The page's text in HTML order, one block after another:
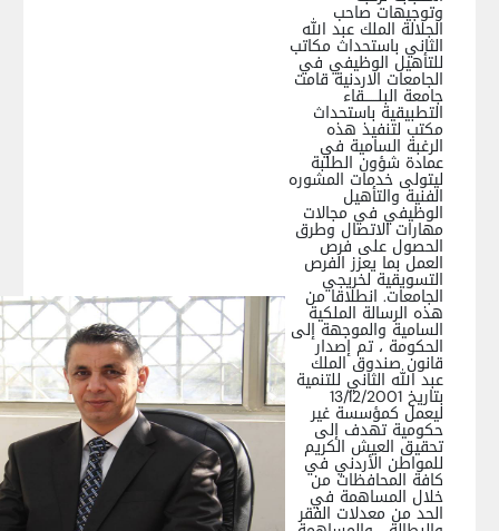
وتوجيهات صاحب
الجلالة الملك عبد الله
الثاني باستحداث مكاتب
للتأهيل الوظيفي في
الجامعات الاردنية قامت
جامعة البلــــــقاء
التطبيقية باستحداث
مكتب لتنفيذ هذه
الرغبة السامية في
عمادة شؤون الطلبة
ليتولى خدمات المشوره
الفنية والتأهيل
الوظيفي في مجالات
مهارات الاتصال وطرق
الحصول على فرص
العمل بما يعزز الفرص
التسويقية لخريجي
الجامعات. انطلاقا من
هذه الرسالة الملكية
السامية والموجهة إلى
الحكومة ، تم إصدار
قانون صندوق الملك
عبد الله الثاني للتنمية
بتاريخ 13/12/2001
ليعمل كمؤسسة غير
حكومية تهدف إلى
تحقيق العيش الكريم
للمواطن الأردني في
كافة المحافظات من
خلال المساهمة في
الحد من معدلات الفقر